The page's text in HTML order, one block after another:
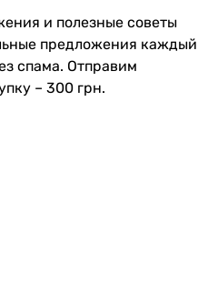
и полезные советы
предложения каждый
спама. Отправим
– 300 грн.